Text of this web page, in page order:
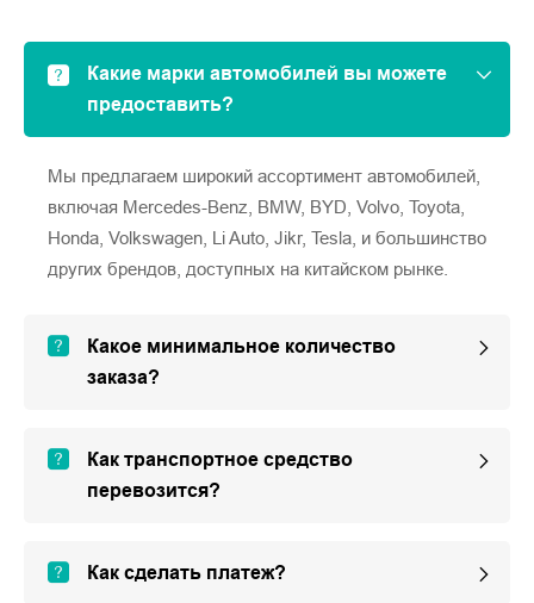
Какие марки автомобилей вы можете
предоставить?
Мы предлагаем широкий ассортимент автомобилей,
включая Mercedes-Benz, BMW, BYD, Volvo, Toyota,
Honda, Volkswagen, Li Auto, Jikr, Tesla, и большинство
других брендов, доступных на китайском рынке.
Какое минимальное количество
заказа?
Как транспортное средство
перевозится?
Как сделать платеж?